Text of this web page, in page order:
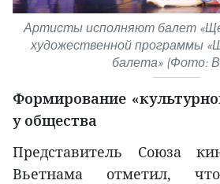
Артисты исполняют балет
художественной программы
балета» (Фото:
Формирование
у общества
Представитель Союза
Вьетнама отметил,